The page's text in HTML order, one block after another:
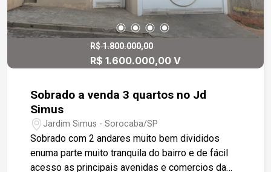
R$ 1.800.000,00
R$ 1.600.000,00 V
Sobrado a venda 3 quartos no Jd
Simus
Jardim Simus - Sorocaba/SP
Sobrado com 2 andares muito bem divididos
enuma parte muito tranquila do bairro e de fácil
acesso as principais avenidas e comercios da